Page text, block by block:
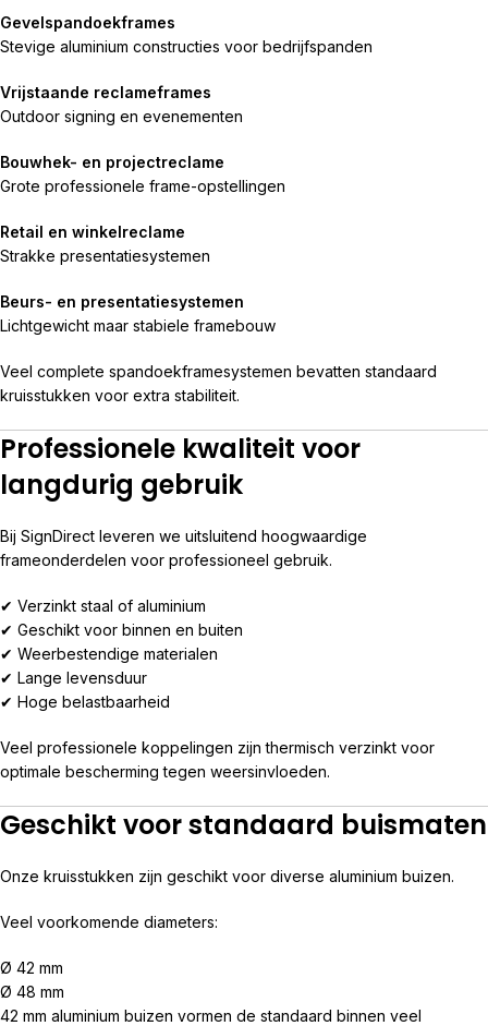
Gevelspandoekframes
Stevige aluminium constructies voor bedrijfspanden
Vrijstaande reclameframes
Outdoor signing en evenementen
Bouwhek- en projectreclame
Grote professionele frame-opstellingen
Retail en winkelreclame
Strakke presentatiesystemen
Beurs- en presentatiesystemen
Lichtgewicht maar stabiele framebouw
Veel complete spandoekframesystemen bevatten standaard
kruisstukken voor extra stabiliteit.
Professionele kwaliteit voor
langdurig gebruik
Bij SignDirect leveren we uitsluitend hoogwaardige
frameonderdelen voor professioneel gebruik.
✔ Verzinkt staal of aluminium
✔ Geschikt voor binnen en buiten
✔ Weerbestendige materialen
✔ Lange levensduur
✔ Hoge belastbaarheid
Veel professionele koppelingen zijn thermisch verzinkt voor
optimale bescherming tegen weersinvloeden.
Geschikt voor standaard buismaten
Onze kruisstukken zijn geschikt voor diverse aluminium buizen.
Veel voorkomende diameters:
Ø 42 mm
Ø 48 mm
42 mm aluminium buizen vormen de standaard binnen veel